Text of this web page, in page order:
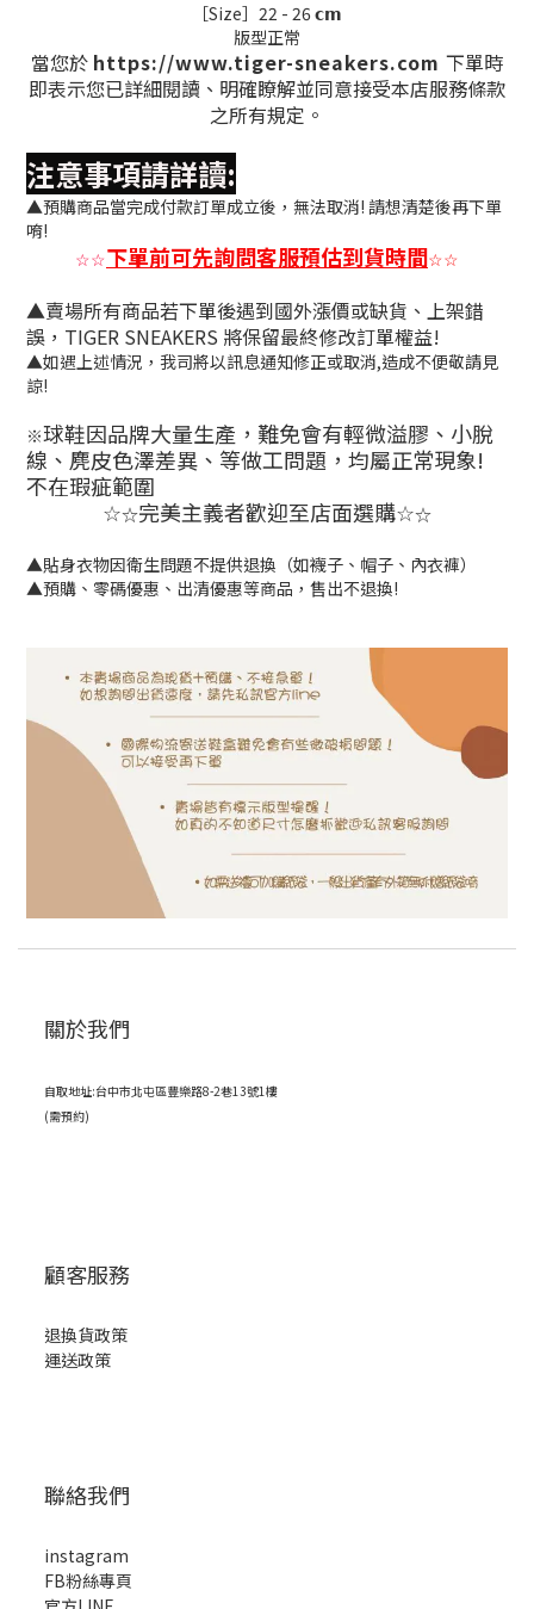
［Size］22 - 26 𝗰𝗺
版型正常
當您於 https://www.tiger-sneakers.com 下單時
即表示您已詳細閱讀、明確瞭解並同意接受本店服務條款
之所有規定。
注意事項請詳讀:
▲預購商品當完成付款訂單成立後，無法取消! 請想清楚後再下單
唷!
☆☆下單前可先詢問客服預估到貨時間☆☆
▲賣場所有商品若下單後遇到國外漲價或缺貨、上架錯
誤，TIGER SNEAKERS 將保留最終修改訂單權益!
▲如遇上述情況，我司將以訊息通知修正或取消,造成不便敬請見
諒!
※球鞋因品牌大量生產，難免會有輕微溢膠、小脫
線、麂皮色澤差異 、等做工問題，均屬正常現象!
不在瑕疵範圍
☆☆完美主義者歡迎至店面選購☆☆
▲貼身衣物因衛生問題不提供退換（如襪子、帽子、內衣褲）
▲預購、零碼優惠、出清優惠等商品，售出不退換!
關於我們
自取地址:台中市北屯區豐樂路8-2巷13號1樓
(需預約)
顧客服務
退換貨政策
運送政策
聯絡我們
instagram
FB粉絲專頁